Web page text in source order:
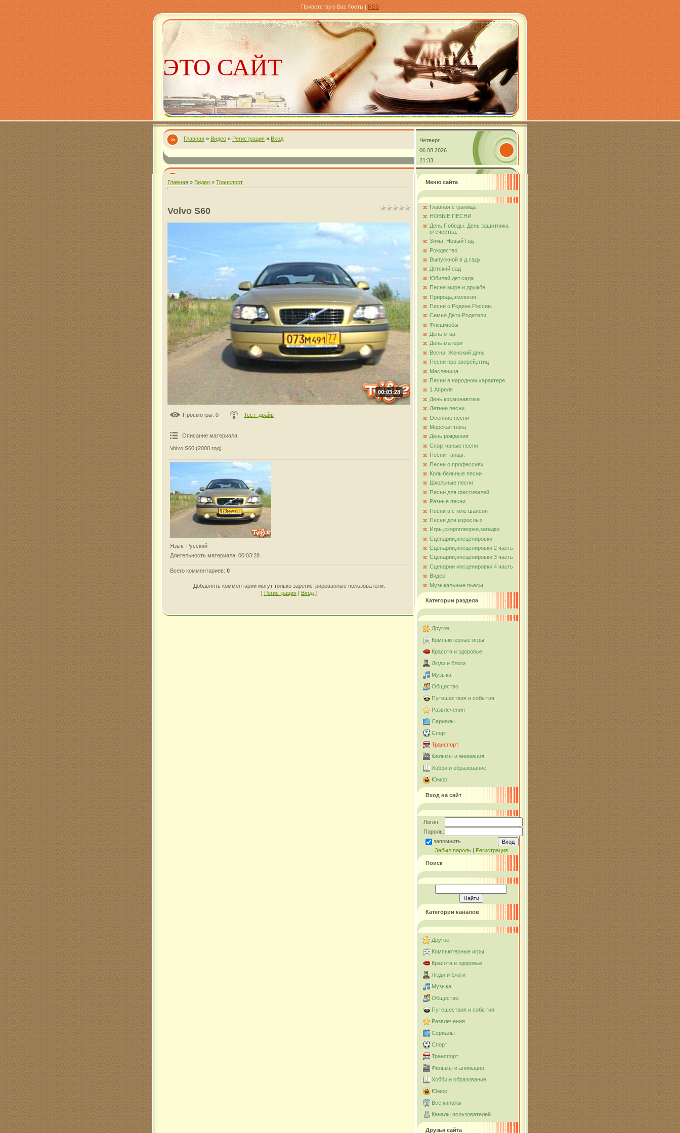
Приветствую Вас Гость | RSS
ЭТО САЙТ
Александра
Комарова
Главная » Видео » Регистрация » Вход
Четверг
06.08.2026
21:33
Главная » Видео » Транспорт
Volvo S60
00:03:28
Просмотры: 0 Тест–драйв
Описание материала:
Volvo S60 (2000 год).
Язык: Русский
Длительность материала: 00:03:28
Всего комментариев: 0
Добавлять комментарии могут только зарегистрированные пользователи.
[ Регистрация | Вход ]
Меню сайта
Главная страница
НОВЫЕ ПЕСНИ
День Победы. День защитника
отечества.
Зима. Новый Год
Рождество
Выпускной в д.саду
Детский сад
Юбилей дет.сада
Песни мире и дружбе
Природа,экология.
Песни о Родине.России.
Семья.Дети.Родители.
Флешмобы
День отца
День матери
Весна. Женский день
Песни про зверей,птиц
Масленица
Песни в народном характере
1 Апреля
День космонавтики
Летние песни
Осенние песни
Морская тема
День рождения
Спортивные песни
Песни-танцы.
Песни о профессиях
Колыбельные песни
Школьные песни
Песни для фестивалей
Разные песни
Песни в стиле шансон
Песни для взрослых
Игры,скороговорки,загадки
Сценарии,инсценировки
Сценарии,инсценировки 2 часть
Сценарии,инсценировки 3 часть
Сценарии инсценировки 4 часть
Видео
Музыкальные пьесы
Категории раздела
Другое
Компьютерные игры
Красота и здоровье
Люди и блоги
Музыка
Общество
Путешествия и события
Развлечения
Сериалы
Спорт
Транспорт
Фильмы и анимация
Хобби и образование
Юмор
Вход на сайт
Логин:
Пароль:
запомнить
Забыл пароль| Регистрация
Поиск
Категории каналов
Другое
Компьютерные игры
Красота и здоровье
Люди и блоги
Музыка
Общество
Путешествия и события
Развлечения
Сериалы
Спорт
Транспорт
Фильмы и анимация
Хобби и образование
Юмор
Все каналы
Каналы пользователей
Друзья сайта